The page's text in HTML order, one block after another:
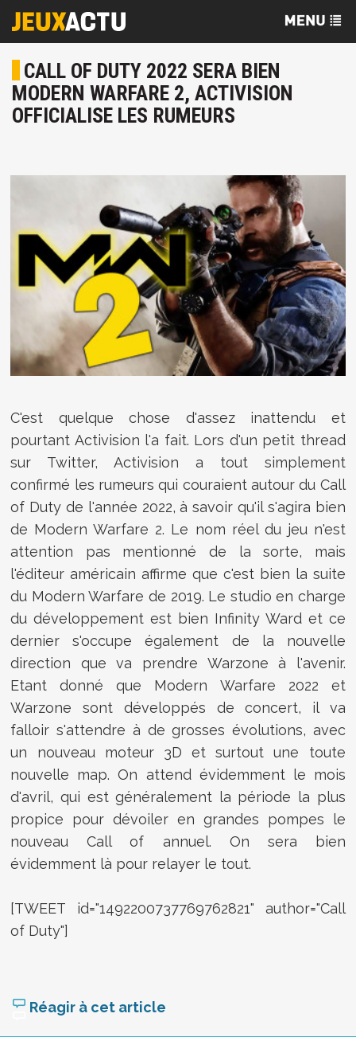
CALL OF DUTY 2022 SERA BIEN
MODERN WARFARE 2, ACTIVISION
OFFICIALISE LES RUMEURS
C'est quelque chose d'assez inattendu et
pourtant Activision l'a fait. Lors d'un petit thread
sur Twitter, Activision a tout simplement
confirmé les rumeurs qui couraient autour du Call
of Duty de l'année 2022, à savoir qu'il s'agira bien
de Modern Warfare 2. Le nom réel du jeu n'est
attention pas mentionné de la sorte, mais
l'éditeur américain affirme que c'est bien la suite
du Modern Warfare de 2019. Le studio en charge
du développement est bien Infinity Ward et ce
dernier s'occupe également de la nouvelle
direction que va prendre Warzone à l'avenir.
Etant donné que Modern Warfare 2022 et
Warzone sont développés de concert, il va
falloir s'attendre à de grosses évolutions, avec
un nouveau moteur 3D et surtout une toute
nouvelle map. On attend évidemment le mois
d'avril, qui est généralement la période la plus
propice pour dévoiler en grandes pompes le
nouveau Call of annuel. On sera bien
évidemment là pour relayer le tout.
[TWEET id="1492200737769762821" author="Call
of Duty"]
Réagir à cet article